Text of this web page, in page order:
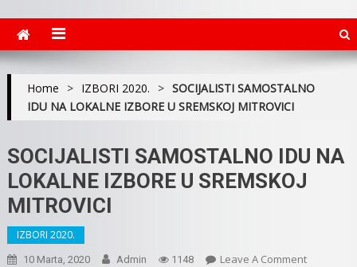
Home > IZBORI 2020. > SOCIJALISTI SAMOSTALNO
IDU NA LOKALNE IZBORE U SREMSKOJ MITROVICI
SOCIJALISTI SAMOSTALNO IDU NA
LOKALNE IZBORE U SREMSKOJ
MITROVICI
IZBORI 2020.
10 Marta, 2020 Admin 1148 Leave A CommentOn